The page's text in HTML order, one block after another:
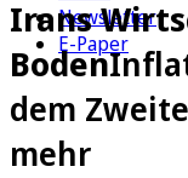
Newsletter
E-Paper
Irans
Boden
dem
mehr